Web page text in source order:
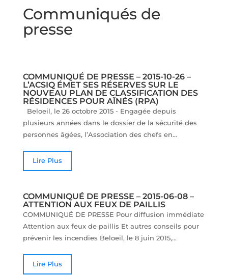
Communiqués de
presse
COMMUNIQUÉ DE PRESSE – 2015-10-26 –
L’ACSIQ ÉMET SES RÉSERVES SUR LE
NOUVEAU PLAN DE CLASSIFICATION DES
RÉSIDENCES POUR AÎNÉS (RPA)
Beloeil, le 26 octobre 2015 - Engagée depuis
plusieurs années dans le dossier de la sécurité des
personnes âgées, l’Association des chefs en...
Lire Plus
COMMUNIQUÉ DE PRESSE – 2015-06-08 –
ATTENTION AUX FEUX DE PAILLIS
COMMUNIQUÉ DE PRESSE Pour diffusion immédiate
Attention aux feux de paillis Et autres conseils pour
prévenir les incendies Beloeil, le 8 juin 2015,...
Lire Plus